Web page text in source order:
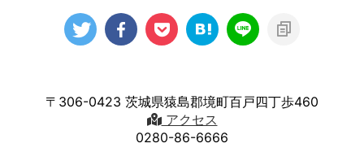
〒306-0423 茨城県猿島郡境町百戸四丁歩460
アクセス
0280-86-6666